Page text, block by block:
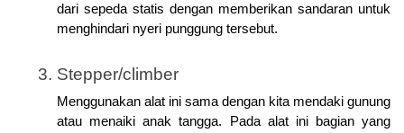
dari sepeda statis dengan memberikan sandaran untuk
menghindari nyeri punggung tersebut.
Stepper/climber
Menggunakan alat ini sama dengan kita mendaki gunung
atau menaiki anak tangga. Pada alat ini bagian yang